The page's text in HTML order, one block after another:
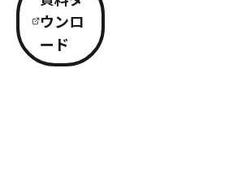
ウンロ
ード